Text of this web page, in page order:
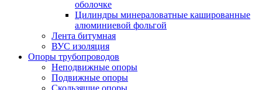
оболочке
Цилиндры минераловатные кашированные
алюминиевой фольгой
Лента битумная
ВУС изоляция
Опоры трубопроводов
Неподвижные опоры
Подвижные опоры
Скользящие опоры